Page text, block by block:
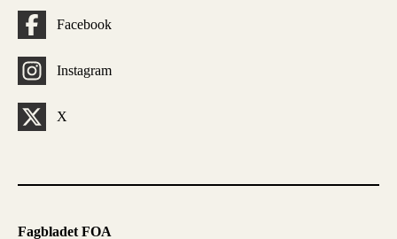
Fagbladet FOA
Facebook
Instagram
X